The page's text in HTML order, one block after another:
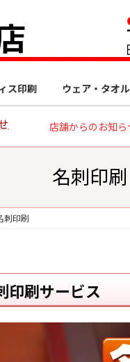
ス印刷 ウェア・タオル
店舗からのお知ら
名刺印刷
刺印刷
印刷サービス